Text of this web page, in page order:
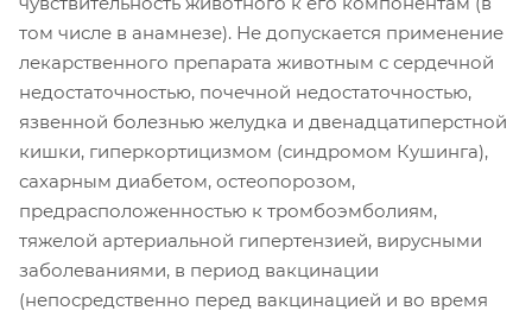
том числе в анамнезе). Не допускается применение
лекарственного препарата животным с сердечной
недостаточностью, почечной недостаточностью,
язвенной болезнью желудка и двенадцатиперстной
кишки, гиперкортицизмом (синдромом Кушинга),
сахарным диабетом, остеопорозом,
предрасположенностью к тромбоэмболиям,
тяжелой артериальной гипертензией, вирусными
заболеваниями, в период вакцинации
(непосредственно перед вакцинацией и во время